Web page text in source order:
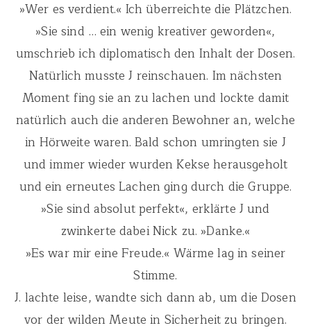
»Wer es verdient.« Ich überreichte die Plätzchen.
»Sie sind … ein wenig kreativer geworden«,
umschrieb ich diplomatisch den Inhalt der Dosen.
Natürlich musste J reinschauen. Im nächsten
Moment fing sie an zu lachen und lockte damit
natürlich auch die anderen Bewohner an, welche
in Hörweite waren. Bald schon umringten sie J
und immer wieder wurden Kekse herausgeholt
und ein erneutes Lachen ging durch die Gruppe.
»Sie sind absolut perfekt«, erklärte J und
zwinkerte dabei Nick zu. »Danke.«
»Es war mir eine Freude.« Wärme lag in seiner
Stimme.
J. lachte leise, wandte sich dann ab, um die Dosen
vor der wilden Meute in Sicherheit zu bringen.